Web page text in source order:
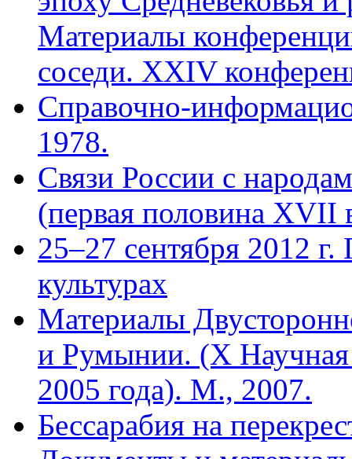
Материалы
соседи. XXIV
Справочно-
1978.
Связи России с
(первая половина
25–27 сентября 2012
культурах
Материалы
и Румынии. (X Научная
2005 года). М., 2007.
Бессарабия на